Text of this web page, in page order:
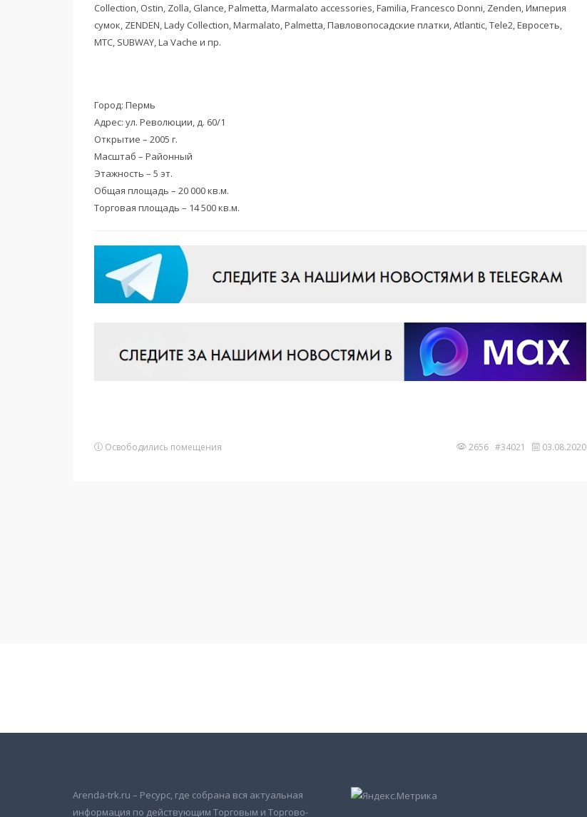
Collection, Ostin, Zolla, Glance, Palmetta, Marmalato accessories, Familia, Francesco Donni, Zenden, Империя
сумок, ZENDEN, Lady Collection, Marmalato, Palmetta, Павловопосадские платки, Atlantic, Tele2, Евросеть,
МТС, SUBWAY, La Vache и пр.
Город: Пермь
Адрес: ул. Революции, д. 60/1
Открытие – 2005 г.
Масштаб – Районный
Этажность – 5 эт.
Общая площадь – 20 000 кв.м.
Торговая площадь – 14 500 кв.м.
Освободились помещения 2656 #34021 03.08.2020
Arenda-trk.ru – Ресурс, где собрана вся актуальная
информация по действующим Торговым и Торгово-